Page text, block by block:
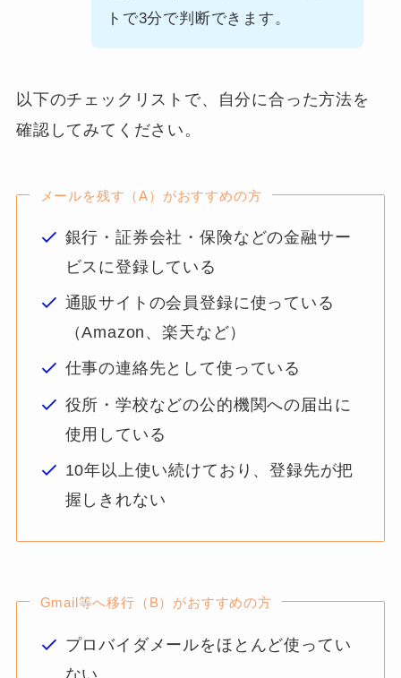
トで3分で判断できます。
以下のチェックリストで、自分に合った方法を
確認してみてください。
メールを残す（A）がおすすめの方
銀行・証券会社・保険などの金融サー
ビスに登録している
通販サイトの会員登録に使っている
（Amazon、楽天など）
仕事の連絡先として使っている
役所・学校などの公的機関への届出に
使用している
10年以上使い続けており、登録先が把
握しきれない
Gmail等へ移行（B）がおすすめの方
プロバイダメールをほとんど使ってい
ない